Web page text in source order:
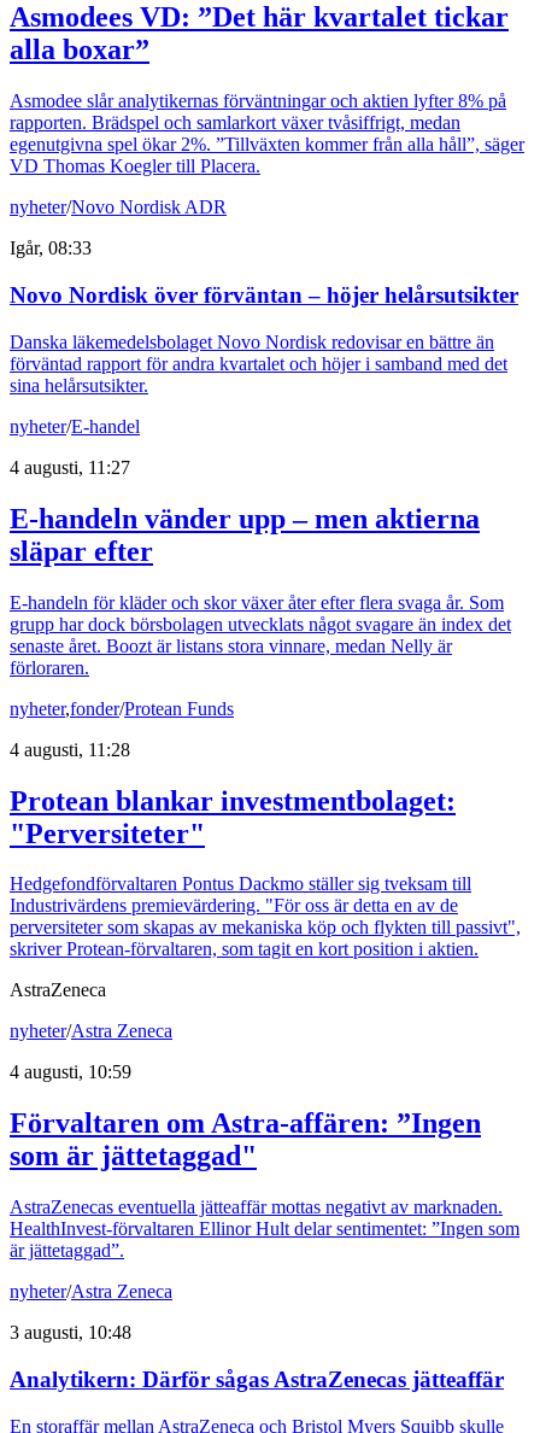
Asmodees VD: ”Det här kvartalet tickar
alla boxar”
Asmodee slår analytikernas förväntningar och aktien lyfter 8% på
rapporten. Brädspel och samlarkort växer tvåsiffrigt, medan
egenutgivna spel ökar 2%. ”Tillväxten kommer från alla håll”, säger
VD Thomas Koegler till Placera.
nyheter/Novo Nordisk ADR
Igår, 08:33
Novo Nordisk över förväntan – höjer helårsutsikter
Danska läkemedelsbolaget Novo Nordisk redovisar en bättre än
förväntad rapport för andra kvartalet och höjer i samband med det
sina helårsutsikter.
nyheter/E-handel
4 augusti, 11:27
E-handeln vänder upp – men aktierna
släpar efter
E-handeln för kläder och skor växer åter efter flera svaga år. Som
grupp har dock börsbolagen utvecklats något svagare än index det
senaste året. Boozt är listans stora vinnare, medan Nelly är
förloraren.
nyheter,fonder/Protean Funds
4 augusti, 11:28
Protean blankar investmentbolaget:
"Perversiteter"
Hedgefondförvaltaren Pontus Dackmo ställer sig tveksam till
Industrivärdens premievärdering. "För oss är detta en av de
perversiteter som skapas av mekaniska köp och flykten till passivt",
skriver Protean-förvaltaren, som tagit en kort position i aktien.
AstraZeneca
nyheter/Astra Zeneca
4 augusti, 10:59
Förvaltaren om Astra-affären: ”Ingen
som är jättetaggad"
AstraZenecas eventuella jätteaffär mottas negativt av marknaden.
HealthInvest-förvaltaren Ellinor Hult delar sentimentet: ”Ingen som
är jättetaggad”.
nyheter/Astra Zeneca
3 augusti, 10:48
Analytikern: Därför sågas AstraZenecas jätteaffär
En storaffär mellan AstraZeneca och Bristol Myers Squibb skulle